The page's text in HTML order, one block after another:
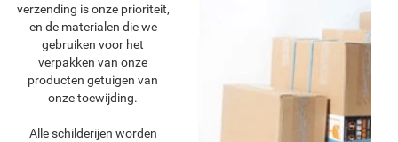
verzending is onze prioriteit,
en de materialen die we
gebruiken voor het
verpakken van onze
producten getuigen van
onze toewijding.
Alle schilderijen worden